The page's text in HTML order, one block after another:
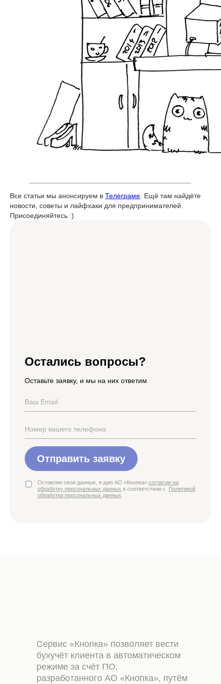
Все статьи мы анонсируем в Телеграме . Ещё там найдёте
новости, советы и лайфхаки для предпринимателей.
Присоединяйтесь :)
Остались вопросы?
Оставьте заявку, и мы на них ответим
Отправить заявку
Оставляя свои данные, я даю АО «Кнопка» согласие на
обработку персональных данных в соответствии с Политикой
обработки персональных данных
Сервис «Кнопка» позволяет вести
бухучёт клиента в автоматическом
режиме за счёт ПО,
разработанного АО «Кнопка», путём